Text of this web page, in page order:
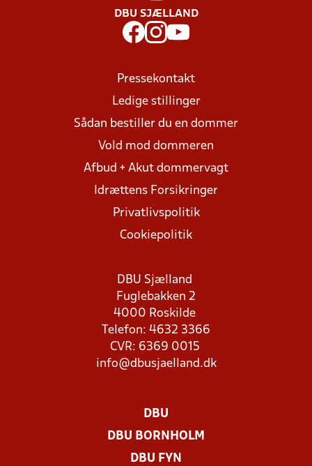
DBU SJÆLLAND
Pressekontakt
Ledige stillinger
Sådan bestiller du en dommer
Vold mod dommeren
Afbud + Akut dommervagt
Idrættens Forsikringer
Privatlivspolitik
Cookiepolitik
DBU Sjælland
Fuglebakken 2
4000 Roskilde
Telefon: 4632 3366
CVR: 6369 0015
info@dbusjaelland.dk
DBU
DBU BORNHOLM
DBU FYN